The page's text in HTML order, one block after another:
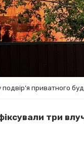
приватного
три